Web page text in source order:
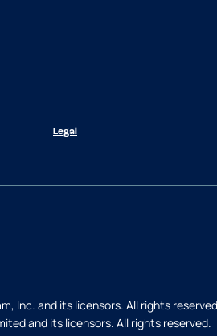
Legal
Inc. and its licensors. All rights
and its licensors. All rights reserved.